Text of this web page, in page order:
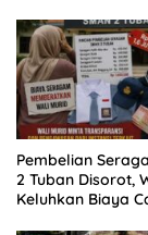
Pembelian
2 Tuban Disorot,
Keluhkan Biaya